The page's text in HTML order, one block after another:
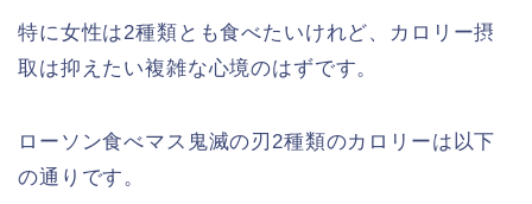
特に女性は2種類とも食べたいけれど、カロリー摂
取は抑えたい複雑な心境のはずです。
ローソン食べマス鬼滅の刃2種類のカロリーは以下
の通りです。